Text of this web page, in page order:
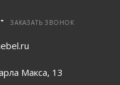
ЗАКАЗАТЬ ЗВОНОК
Макса, 13